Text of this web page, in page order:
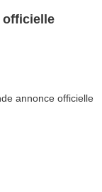
officielle